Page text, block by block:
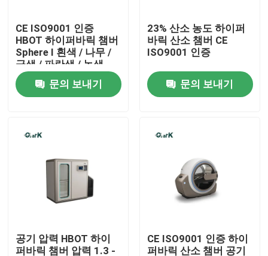
우리에 대하여
공장 여행
품질 관리
인용문을 요구하세요
HBOT 고압통
반대 나이든 고압통
CE ISO9001 인증
HBOT 하이퍼바릭 챔버
Sphere I 흰색 / 나무 /
금색 / 파란색 / 녹색
문의 보내기
23% 산소 농도 하이퍼
바릭 산소 챔버 CE
ISO9001 인증
문의 보내기
공기 압력 HBOT 하이
퍼바릭 챔버 압력 1.3 -
CE ISO9001 인증 하이
퍼바릭 산소 챔버 공기